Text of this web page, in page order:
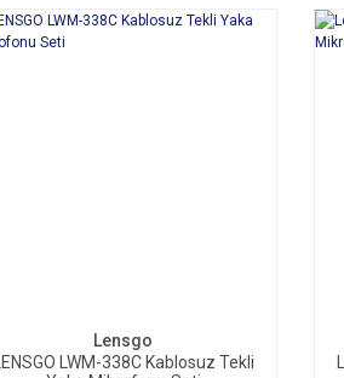
Lensgo
LENSGO LWM-338C Kablosuz Tekli